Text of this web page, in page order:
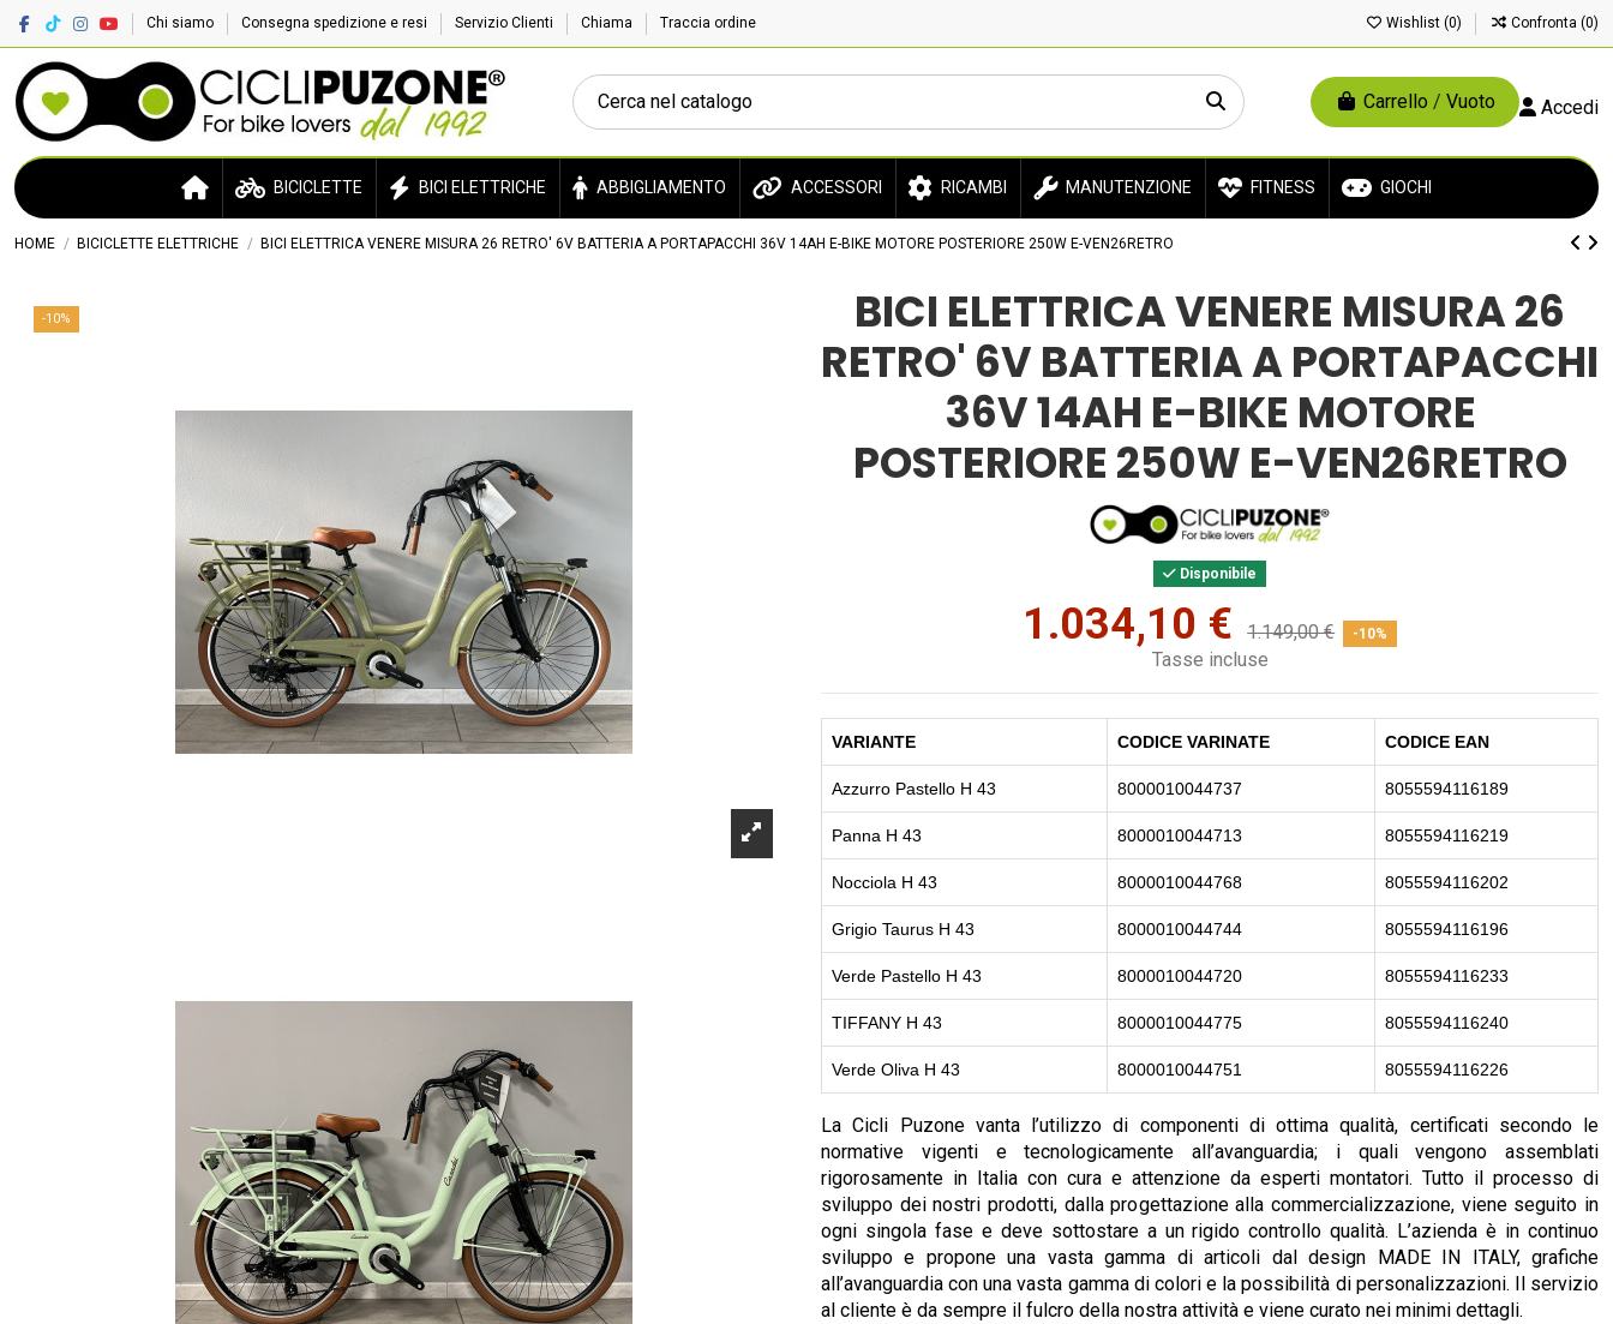
Chi siamo Consegna spedizione e resi Servizio Clienti Chiama Traccia ordine Wishlist (0) Confronta (0)
Carrello / Vuoto Accedi
BICICLETTE BICI ELETTRICHE ABBIGLIAMENTO ACCESSORI RICAMBI MANUTENZIONE FITNESS GIOCHI
HOME BICICLETTE ELETTRICHE BICI ELETTRICA VENERE MISURA 26 RETRO' 6V BATTERIA A PORTAPACCHI 36V 14AH E-BIKE MOTORE POSTERIORE 250W E-VEN26RETRO
-10%
BICI ELETTRICA VENERE MISURA 26
RETRO' 6V BATTERIA A PORTAPACCHI
36V 14AH E-BIKE MOTORE
POSTERIORE 250W E-VEN26RETRO
Disponibile
1.034,10 € 1.149,00 € -10%
Tasse incluse
VARIANTE CODICE VARINATE CODICE EAN
Azzurro Pastello H 43 8000010044737 8055594116189
Panna H 43 8000010044713 8055594116219
Nocciola H 43 8000010044768 8055594116202
Grigio Taurus H 43 8000010044744 8055594116196
Verde Pastello H 43 8000010044720 8055594116233
TIFFANY H 43 8000010044775 8055594116240
Verde Oliva H 43 8000010044751 8055594116226
La Cicli Puzone vanta l’utilizzo di componenti di ottima qualità, certificati secondo le
normative vigenti e tecnologicamente all’avanguardia; i quali vengono assemblati
rigorosamente in Italia con cura e attenzione da esperti montatori. Tutto il processo di
sviluppo dei nostri prodotti, dalla progettazione alla commercializzazione, viene seguito in
ogni singola fase e deve sottostare a un rigido controllo qualità. L’azienda è in continuo
sviluppo e propone una vasta gamma di articoli dal design MADE IN ITALY, grafiche
all’avanguardia con una vasta gamma di colori e la possibilità di personalizzazioni. Il servizio
al cliente è da sempre il fulcro della nostra attività e viene curato nei minimi dettagli.